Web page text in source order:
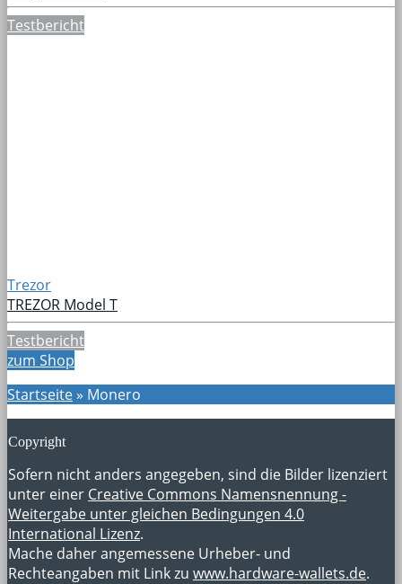
Testbericht
Trezor
TREZOR Model T
Testbericht
zum Shop
Startseite» Monero
Copyright
Sofern nicht anders angegeben, sind die Bilder lizenziert
unter einer Creative Commons Namensnennung -
Weitergabe unter gleichen Bedingungen 4.0
International Lizenz.
Mache daher angemessene Urheber- und
Rechteangaben mit Link zu www.hardware-wallets.de.